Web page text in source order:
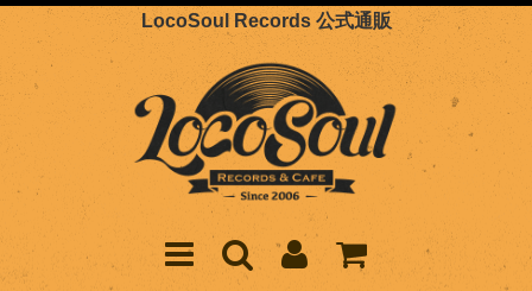
LocoSoul Records 公式通販